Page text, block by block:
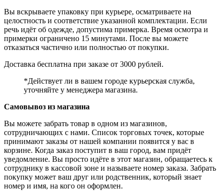
Вы вскрываете упаковку при курьере, осматриваете на
целостность и соответствие указанной комплектации. Если
речь идёт об одежде, допустима примерка. Время осмотра и
примерки ограничено 15 минутами. После вы можете
отказаться частично или полностью от покупки.
Доставка бесплатна при заказе от 3000 рублей.
*Действует ли в вашем городе курьерская служба,
уточняйте у менеджера магазина.
Самовывоз из магазина
Вы можете забрать товар в одном из магазинов,
сотрудничающих с нами. Список торговых точек, которые
принимают заказы от нашей компании появится у вас в
корзине. Когда заказ поступит в ваш город, вам придёт
уведомление. Вы просто идёте в этот магазин, обращаетесь к
сотруднику в кассовой зоне и называете номер заказа. Забрать
покупку может ваш друг или родственник, который знает
номер и имя, на кого он оформлен.